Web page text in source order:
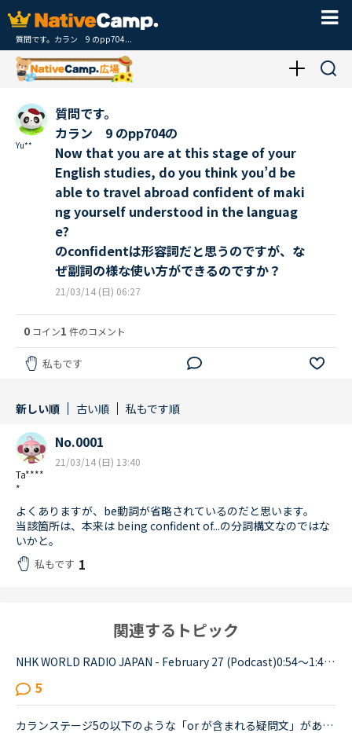
質問です。カラン 9 のpp704...
Yu**
質問です。
カラン 9 のpp704の
Now that you are at this stage of your
English studies, do you think you’d be
able to travel abroad confident of maki
ng yourself understood in the languag
e?
のconfidentは形容詞だと思うのですが、な
ぜ副詞の様な使い方ができるのですか？
21/03/14 (日) 06:27
0 コイン1 件のコメント
私もです
新しい順 古い順 私もです順
Ta****
*
No.0001
21/03/14 (日) 13:40
よくありますが、be動詞が省略されているのだと思います。
当該箇所は、本来は being confident of...の分詞構文なのではな
いかと。
私もです 1
関連するトピック
NHK WORLD RADIO JAPAN - February 27 (Podcast)0:54～1:49The Japanese government is studying additional measures to prop up the tourist industry and smaller businesses hit hard by the spread of a ne...
5
カランステージ5の以下のような「or が含まれる疑問文」があります。どういう場合にYes/Noがいるのかいらないのかをご存知の方がいらしたら教えてください。Do you think A or Bの場合は、Yes/No は不要と思った...